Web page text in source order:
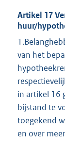
Artikel 17
huur/
van het
in artikel 16
bijstand te
toegekend
en over